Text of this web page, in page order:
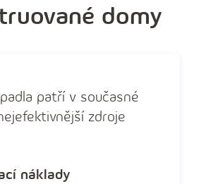
domy
patří v současné
zdroje
náklady